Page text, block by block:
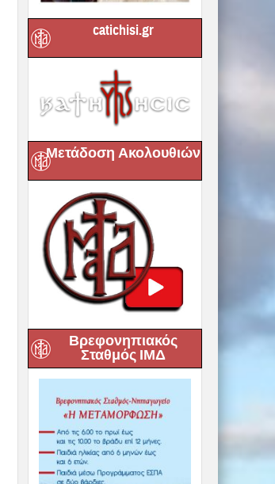
catichisi.gr
Μετάδοση Ακολουθιών
Βρεφονηπιακός
Σταθμός ΙΜΔ